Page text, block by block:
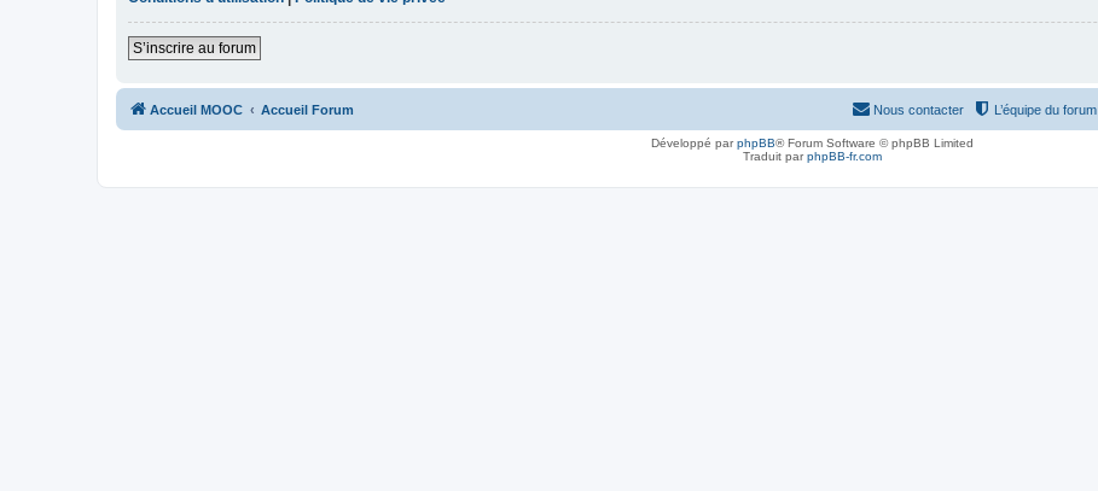
S’inscrire au forum
Accueil MOOC Accueil Forum L’équipe du forum
Nous contacter
Développé parphpBB® Forum Software © phpBB Limited
Traduit parphpBB-fr.com